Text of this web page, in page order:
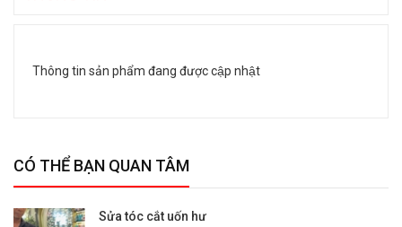
Thông tin sản phẩm đang được cập nhật
CÓ THỂ BẠN QUAN TÂM
Sửa tóc cắt uốn hư